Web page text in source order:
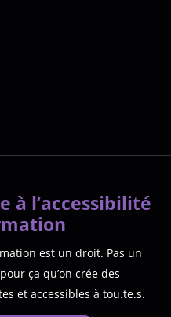
à l’accessibilité
est un droit. Pas un
ça qu’on crée des
et accessibles à tou.te.s.